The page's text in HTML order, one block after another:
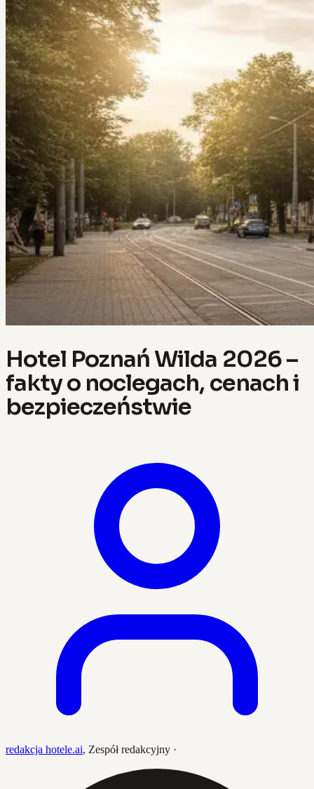
Hotel Poznań Wilda 2026 –
fakty o noclegach, cenach i
bezpieczeństwie
redakcja hotele.ai, Zespół redakcyjny ·